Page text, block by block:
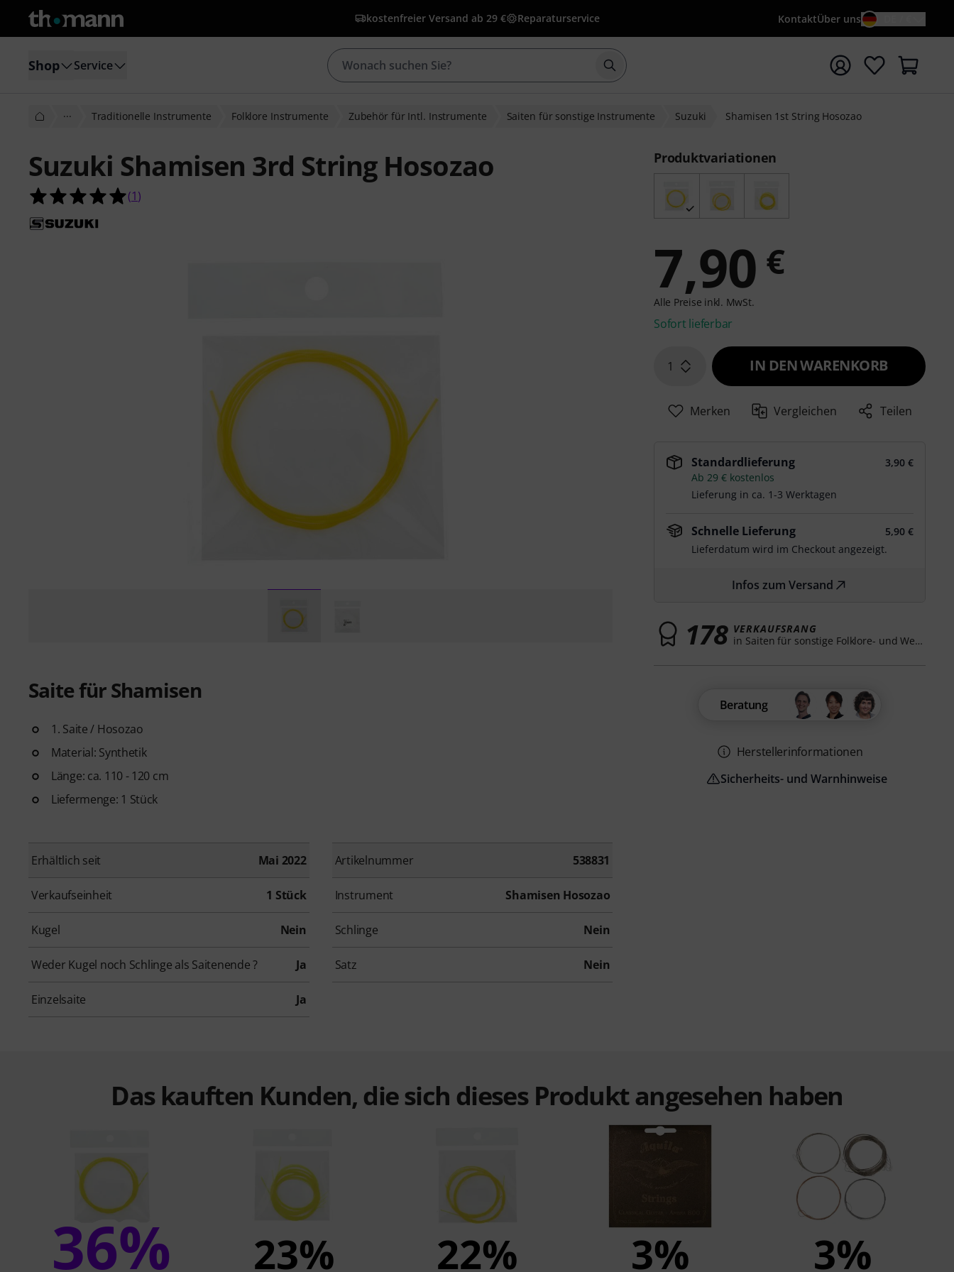
kostenfreier Versand ab 29 € Reparaturservice KontaktÜber uns
Shop Service Suche mit Suchwort {searchTerm} starten
··· Traditionelle Instrumente Folklore Instrumente Zubehör für Intl. Instrumente Saiten für sonstige Instrumente Suzuki Shamisen 1st String Hosozao
Suzuki Shamisen 3rd String Hosozao
5.0 von 5 Sternen aus 1 Kundenbewertungen
(1)
Saite für Shamisen
1. Saite / Hosozao
Material: Synthetik
Länge: ca. 110 - 120 cm
Liefermenge: 1 Stück
Erhältlich seit Mai 2022 Artikelnummer 538831
Verkaufseinheit 1 Stück Instrument Shamisen Hosozao
Kugel Nein Schlinge Nein
Weder Kugel noch Schlinge als Saitenende ? Ja Satz Nein
Einzelsaite Ja
Produktvariationen
7,90 €
Alle Preise inkl. MwSt.
Sofort lieferbar
1 IN DEN WARENKORB
Merken Vergleichen Teilen
Standardlieferung
3,90 €
Ab 29 € kostenlos
Lieferung in ca. 1-3 Werktagen
Schnelle Lieferung
5,90 €
Lieferdatum wird im Checkout angezeigt.
Infos zum Versand
178 VERKAUFSRANG
in Saiten für sonstige Folklore- und Weltinstrumente
Beratung
Herstellerinformationen
Sicherheits- und Warnhinweise
Das kauften Kunden, die sich dieses Produkt angesehen haben
36% 23% 22% 3% 3%